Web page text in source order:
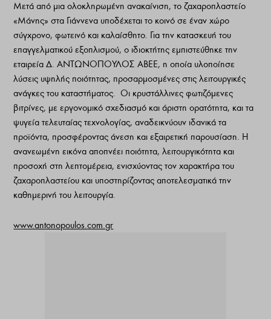
Μετά από μια ολοκληρωμένη ανακαίνιση, το ζαχαροπλαστείο
«Μάνης» στα Γιάννενα υποδέχεται το κοινό σε έναν χώρο
σύγχρονο, φωτεινό και καλαίσθητο. Για την κατασκευή του
επαγγελματικού εξοπλισμού, ο ιδιοκτήτης εμπιστεύθηκε την
εταιρεία Δ. ΑΝΤΩΝΟΠΟΥΛΟΣ ΑΒΕΕ, η οποία υλοποίησε
λύσεις υψηλής ποιότητας, προσαρμοσμένες στις λειτουργικές
ανάγκες του καταστήματος. Οι κρυστάλλινες φωτιζόμενες
βιτρίνες, με εργονομικό σχεδιασμό και άριστη ορατότητα, και τα
ψυγεία τελευταίας τεχνολογίας, αναδεικνύουν ιδανικά τα
προϊόντα, προσφέροντας άνεση και εξαιρετική παρουσίαση. Η
ανανεωμένη εικόνα αποπνέει ποιότητα, λειτουργικότητα και
προσοχή στη λεπτομέρεια, ενισχύοντας τον χαρακτήρα του
ζαχαροπλαστείου και υποστηρίζοντας αποτελεσματικά την
καθημερινή του λειτουργία.
www.antonopoulos.com.gr